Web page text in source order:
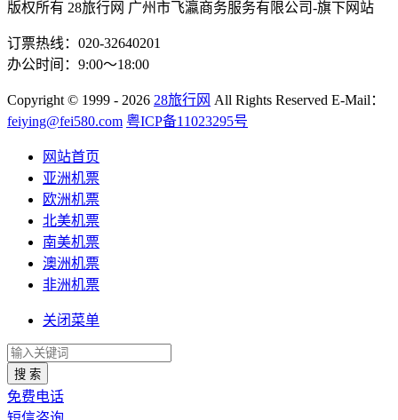
版权所有 28旅行网 广州市飞瀛商务服务有限公司-旗下网站
订票热线：020-32640201
办公时间：9:00～18:00
Copyright © 1999 - 2026 28旅行网 All Rights Reserved E-Mail：
feiying@fei580.com 粤ICP备11023295号
网站首页
亚洲机票
欧洲机票
北美机票
南美机票
澳洲机票
非洲机票
关闭菜单
搜 索
免费电话